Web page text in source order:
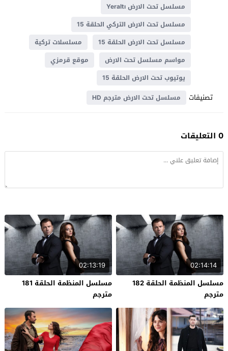
مسلسل تحت الارض Yeraltı
مسلسل تحت الارض التركي الحلقة 15
مسلسل تحت الارض الحلقة 15
مسلسلات تركية
مواسم مسلسل تحت الارض
موقع قرمزي
يوتيوب تحت الارض الحلقة 15
تصنيفات مسلسل تحت الارض مترجم HD
0 التعليقات
02:14:14
مسلسل المنظمة الحلقة 182
مترجم
02:13:19
مسلسل المنظمة الحلقة 181
مترجم